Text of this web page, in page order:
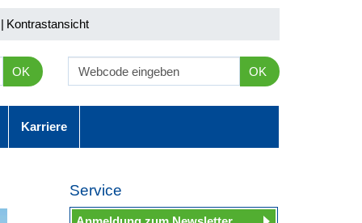
Kontrastansicht
OK OK
Karriere
Service